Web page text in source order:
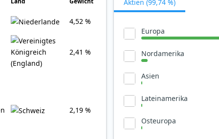
4,52 %
2,41 %
2,19 %
Aktien (99,74 %)
Europa
Nordamerika
Asien
Lateinamerika
Osteuropa